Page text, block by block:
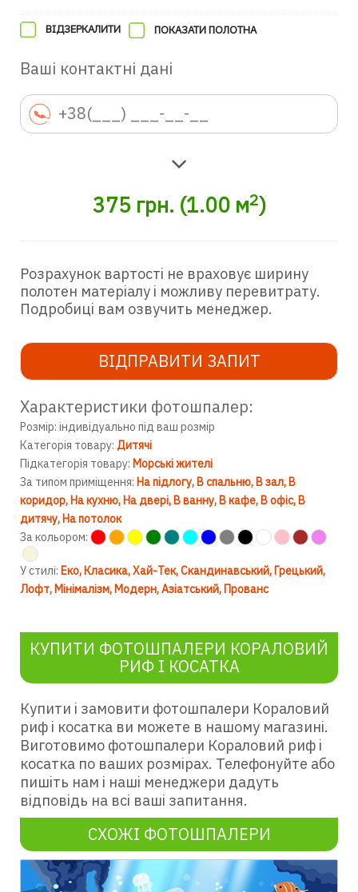
ВІДЗЕРКАЛИТИ ПОКАЗАТИ ПОЛОТНА
Ваші контактні дані
375 грн. (1.00м2)
Розрахунок вартості не враховує ширину
полотен матеріалу і можливу перевитрату.
Подробиці вам озвучить менеджер.
ВІДПРАВИТИ ЗАПИТ
Характеристики фотошпалер:
Розмір: індивідуально під ваш розмір
Категорія товару: Дитячі
Підкатегорія товару: Морські жителі
За типом приміщення: На підлогу В спальню В зал В
коридор На кухню На двері В ванну В кафе В офіс В
дитячу На потолок
За кольором:
У стилі: Еко Класика Хай-Тек Скандинавський Грецький
Лофт Мінімалізм Модерн Азіатський Прованс
КУПИТИ ФОТОШПАЛЕРИ КОРАЛОВИЙ
РИФ І КОСАТКА
Купити і замовити фотошпалери Кораловий
риф і косатка ви можете в нашому магазині.
Виготовимо фотошпалери Кораловий риф і
косатка по ваших розмірах. Телефонуйте або
пишіть нам і наші менеджери дадуть
відповідь на всі ваші запитання.
СХОЖІ ФОТОШПАЛЕРИ